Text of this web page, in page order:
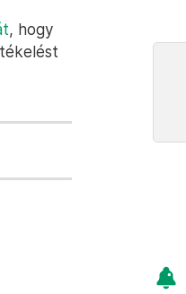
, hogy